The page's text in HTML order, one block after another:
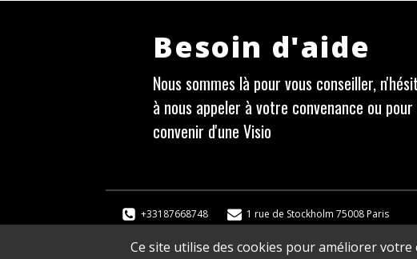
Besoin d'aide
Nous sommes là pour vous conseiller,
à nous appeler à votre convenance ou pour
convenir d'une Visio
+33187668748 1 rue de Stockholm 75008 Paris
Ce site utilise des cookies pour améliorer